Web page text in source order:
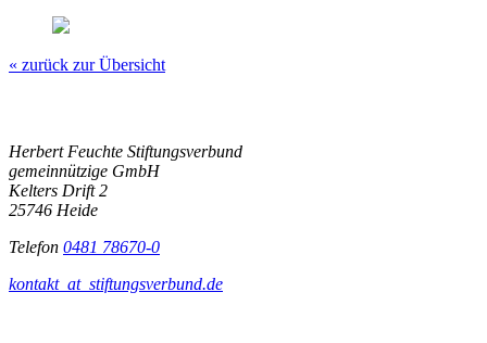
« zurück zur Übersicht
Herbert Feuchte Stiftungsverbund
gemeinnützige GmbH
Kelters Drift 2
25746 Heide
Telefon 0481 78670-0
kontakt_at_ stiftungsverbund.de